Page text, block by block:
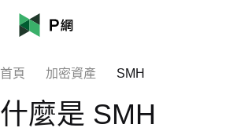
首頁 加密資產 SMH
什麼是 SMH